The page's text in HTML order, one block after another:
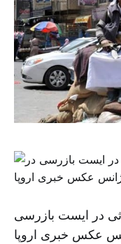
در ایست بازرسی
عکس خبری اروپا